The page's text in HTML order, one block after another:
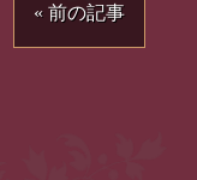
« 前の記事